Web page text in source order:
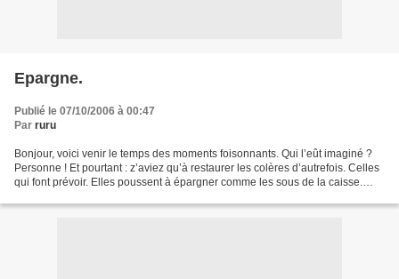
Epargne.
Publié le 07/10/2006 à 00:47
Par ruru
Bonjour, voici venir le temps des moments foisonnants. Qui l’eût imaginé ?
Personne ! Et pourtant : z’aviez qu’à restaurer les colères d’autrefois. Celles
qui font prévoir. Elles poussent à épargner comme les sous de la caisse.